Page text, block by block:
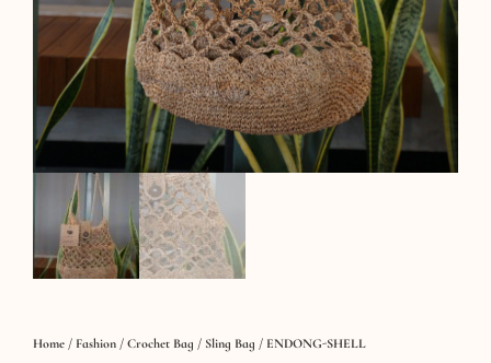
Home / Fashion / Crochet Bag / Sling Bag / ENDONG-SHELL